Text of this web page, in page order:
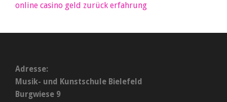
online casino geld zurück erfahrung
Adresse:
Musik- und Kunstschule Bielefeld
Burgwiese 9